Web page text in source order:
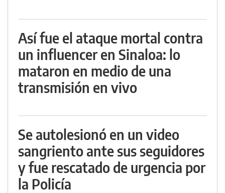
Así fue el ataque mortal contra
un influencer en Sinaloa: lo
mataron en medio de una
transmisión en vivo
Se autolesionó en un video
sangriento ante sus seguidores
y fue rescatado de urgencia por
la Policía